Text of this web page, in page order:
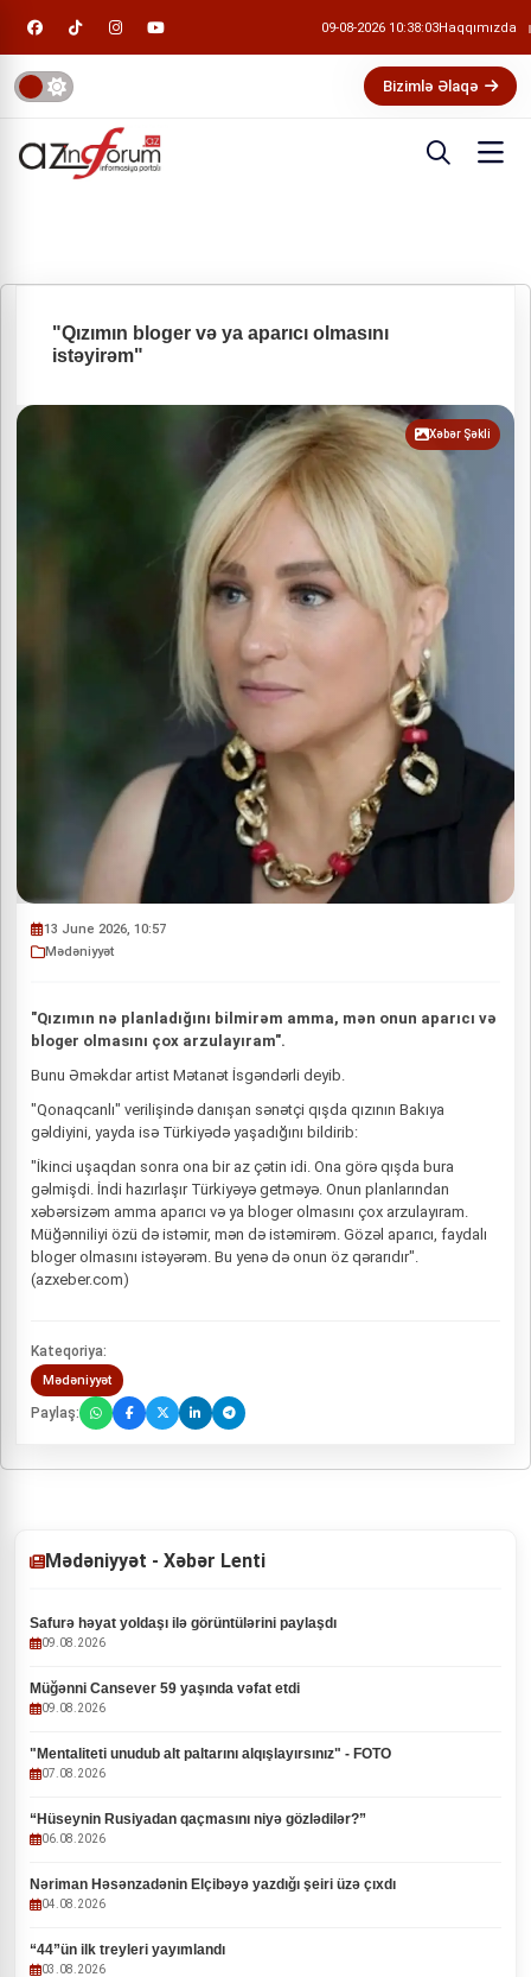
09-08-2026 10:38:03Haqqımızda
Bizimlə Əlaqə
"Qızımın bloger və ya aparıcı olmasını
istəyirəm"
Xəbər Şəkli
13 June 2026, 10:57
Mədəniyyət
"Qızımın nə planladığını bilmirəm amma, mən onun aparıcı və
bloger olmasını çox arzulayıram".
Bunu Əməkdar artist Mətanət İsgəndərli deyib.
"Qonaqcanlı" verilişində danışan sənətçi qışda qızının Bakıya
gəldiyini, yayda isə Türkiyədə yaşadığını bildirib:
"İkinci uşaqdan sonra ona bir az çətin idi. Ona görə qışda bura
gəlmişdi. İndi hazırlaşır Türkiyəyə getməyə. Onun planlarından
xəbərsizəm amma aparıcı və ya bloger olmasını çox arzulayıram.
Müğənniliyi özü də istəmir, mən də istəmirəm. Gözəl aparıcı, faydalı
bloger olmasını istəyərəm. Bu yenə də onun öz qərarıdır".
(azxeber.com)
Kateqoriya:
Mədəniyyət
Paylaş:
Mədəniyyət - Xəbər Lenti
Safurə həyat yoldaşı ilə görüntülərini paylaşdı
09.08.2026
Müğənni Cansever 59 yaşında vəfat etdi
09.08.2026
"Mentaliteti unudub alt paltarını alqışlayırsınız" - FOTO
07.08.2026
“Hüseynin Rusiyadan qaçmasını niyə gözlədilər?”
06.08.2026
Nəriman Həsənzadənin Elçibəyə yazdığı şeiri üzə çıxdı
04.08.2026
“44”ün ilk treyleri yayımlandı
03.08.2026